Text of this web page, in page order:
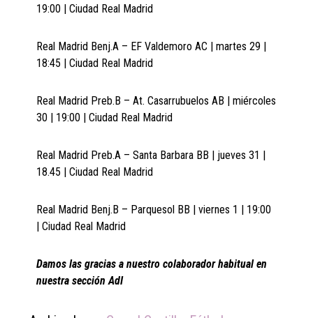
19:00 | Ciudad Real Madrid
Real Madrid Benj.A – EF Valdemoro AC | martes 29 |
18:45 | Ciudad Real Madrid
Real Madrid Preb.B – At. Casarrubuelos AB | miércoles
30 | 19:00 | Ciudad Real Madrid
Real Madrid Preb.A – Santa Barbara BB | jueves 31 |
18.45 | Ciudad Real Madrid
Real Madrid Benj.B – Parquesol BB | viernes 1 | 19:00
| Ciudad Real Madrid
Damos las gracias a nuestro colaborador habitual en
nuestra sección AdI